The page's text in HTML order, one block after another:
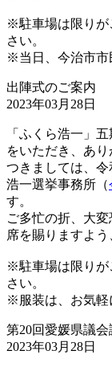
※駐車場は限りが
さい。
※当日、今治市市
出陣式のご案内
2023年03月28日
「ふくら浩一」
をいただき、あり
つきましては、令
浩一選挙事務所（
す。
ご多忙の折、大
席を賜りますよう
※駐車場は限りが
さい。
※服装は、お気軽
第20回愛媛県議
2023年03月28日